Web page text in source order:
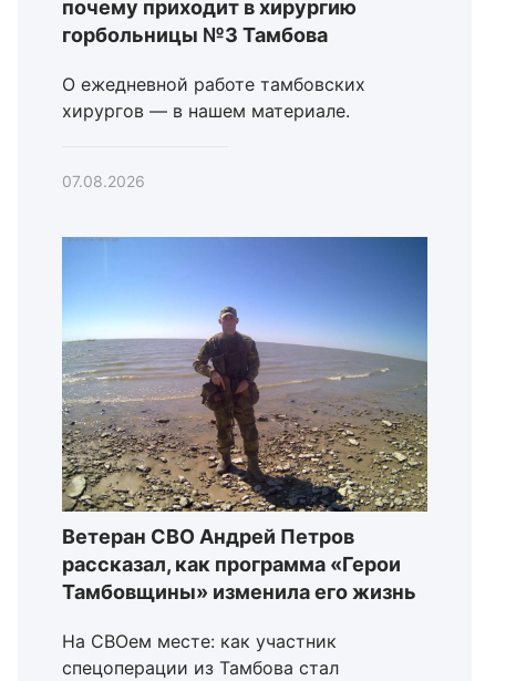
почему приходит в хирургию
горбольницы №3 Тамбова
О ежедневной работе тамбовских
хирургов — в нашем материале.
07.08.2026
Ветеран СВО Андрей Петров
рассказал, как программа «Герои
Тамбовщины» изменила его жизнь
На СВОем месте: как участник
спецоперации из Тамбова стал